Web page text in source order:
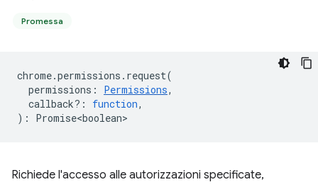
Promessa
chrome.permissions . request(
permissions : Permissions,
callback? : function,
) : Promise<boolean>
Richiede l'accesso alle autorizzazioni specificate,